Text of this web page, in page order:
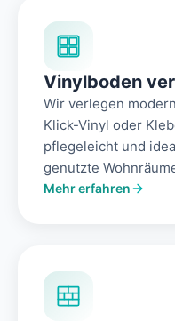
Vinylboden
Wir verlegen
Klick-Vinyl oder
pflegeleicht und
genutzte
Mehr erfahren